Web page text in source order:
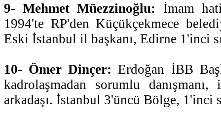
9- Mehmet Müezzinoğlu: İmam
1994'te RP'den Küçükçekmece
Eski İstanbul il başkanı, Edirne 1'inci
10- Ömer Dinçer: Erdoğan İBB
kadrolaşmadan sorumlu
arkadaşı. İstanbul 3'üncü Bölge, 1'inci